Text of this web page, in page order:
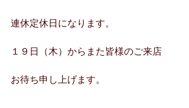
連休定休日になります。
１９日（木）からまた皆様のご来店
お待ち申し上げます。